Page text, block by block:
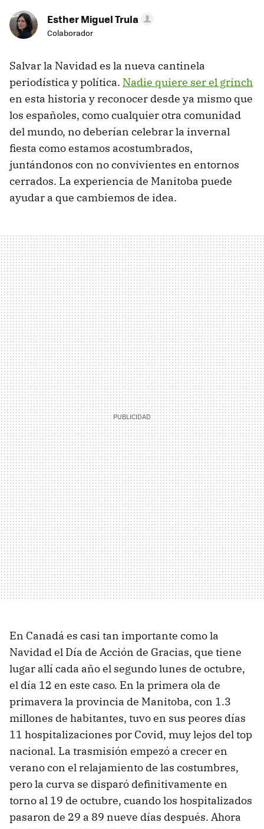
Esther Miguel Trula
Colaborador
Salvar la Navidad es la nueva cantinela
periodística y política. Nadie quiere ser el grinch
en esta historia y reconocer desde ya mismo que
los españoles, como cualquier otra comunidad
del mundo, no deberían celebrar la invernal
fiesta como estamos acostumbrados,
juntándonos con no convivientes en entornos
cerrados. La experiencia de Manitoba puede
ayudar a que cambiemos de idea.
En Canadá es casi tan importante como la
Navidad el Día de Acción de Gracias, que tiene
lugar allí cada año el segundo lunes de octubre,
el día 12 en este caso. En la primera ola de
primavera la provincia de Manitoba, con 1.3
millones de habitantes, tuvo en sus peores días
11 hospitalizaciones por Covid, muy lejos del top
nacional. La trasmisión empezó a crecer en
verano con el relajamiento de las costumbres,
pero la curva se disparó definitivamente en
torno al 19 de octubre, cuando los hospitalizados
pasaron de 29 a 89 nueve días después. Ahora